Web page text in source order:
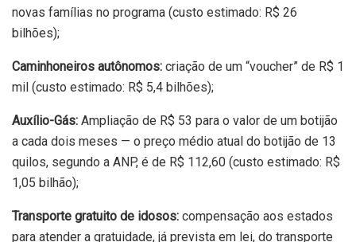
novas famílias no programa (custo estimado: R$ 26
bilhões);
Caminhoneiros autônomos: criação de um “voucher” de R$ 1
mil (custo estimado: R$ 5,4 bilhões);
Auxílio-Gás: Ampliação de R$ 53 para o valor de um botijão
a cada dois meses — o preço médio atual do botijão de 13
quilos, segundo a ANP, é de R$ 112,60 (custo estimado: R$
1,05 bilhão);
Transporte gratuito de idosos: compensação aos estados
para atender a gratuidade, já prevista em lei, do transporte